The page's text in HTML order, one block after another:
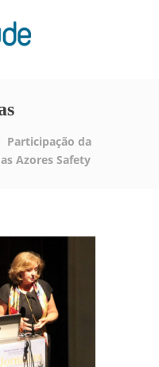
Participação da
Azores Safety